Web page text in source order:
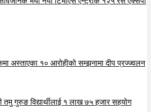
अस्ताएका १० आरोहीको सम्झनामा दीप प्रज्ज्वलन
तमु गुरुङ विद्यार्थीलाई १ लाख ७५ हजार सहयोग